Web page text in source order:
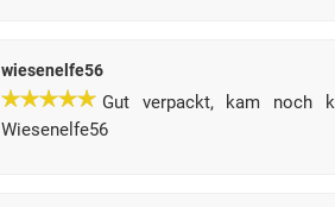
wiesenelfe56
Gut verpackt, kam noch
Wiesenelfe56